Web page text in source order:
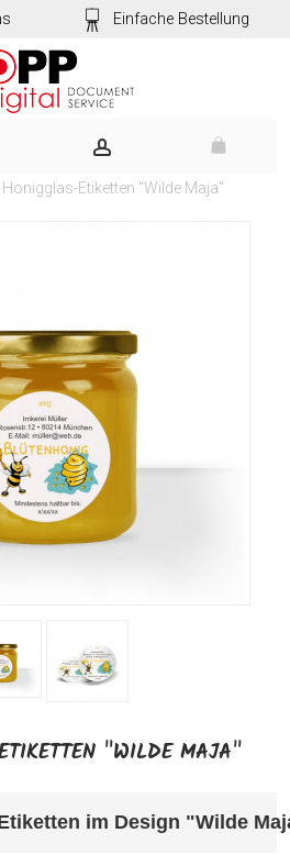
Einfache Bestellung
Honigglas-Etiketten "Wilde Maja"
"WILDE MAJA"
im Design "Wilde